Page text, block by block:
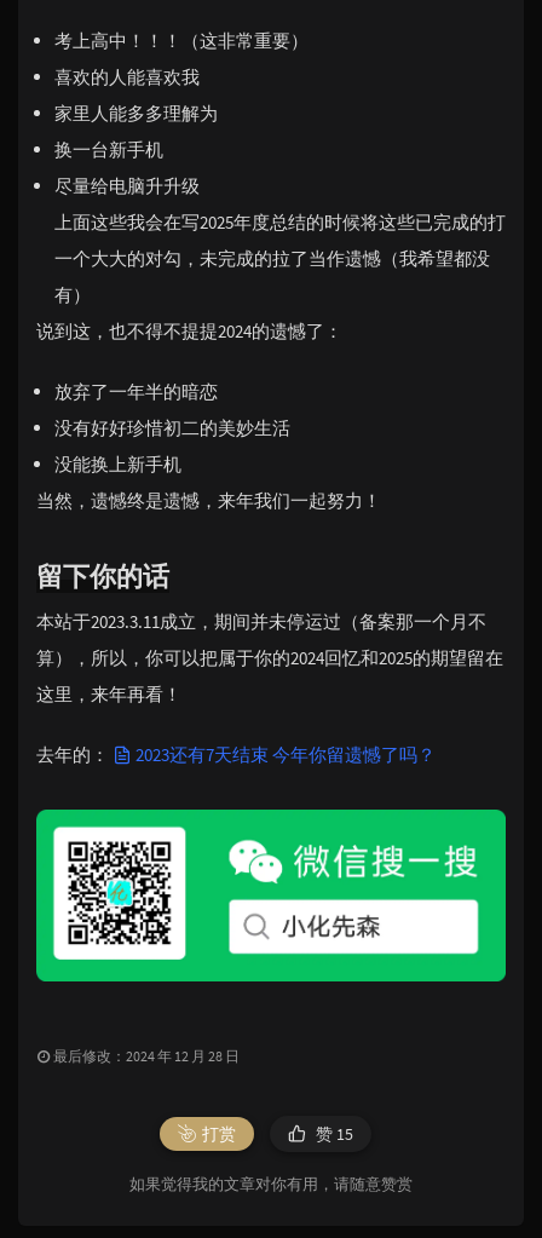
考上高中！！！（这非常重要）
喜欢的人能喜欢我
家里人能多多理解为
换一台新手机
尽量给电脑升升级
上面这些我会在写2025年度总结的时候将这些已完成的打
一个大大的对勾，未完成的拉了当作遗憾（我希望都没
有）
说到这，也不得不提提2024的遗憾了：
放弃了一年半的暗恋
没有好好珍惜初二的美妙生活
没能换上新手机
当然，遗憾终是遗憾，来年我们一起努力！
留下你的话
本站于2023.3.11成立，期间并未停运过（备案那一个月不
算），所以，你可以把属于你的2024回忆和2025的期望留在
这里，来年再看！
去年的： 2023还有7天结束 今年你留遗憾了吗？
最后修改：2024 年 12 月 28 日
打赏 赞 15
如果觉得我的文章对你有用，请随意赞赏